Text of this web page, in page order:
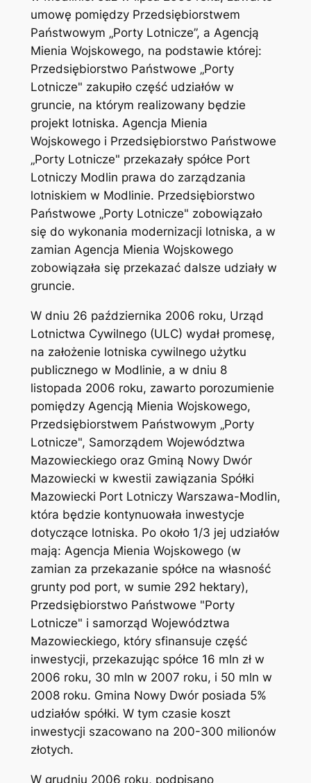
umowę pomiędzy Przedsiębiorstwem
Państwowym „Porty Lotnicze”, a Agencją
Mienia Wojskowego, na podstawie której:
Przedsiębiorstwo Państwowe „Porty
Lotnicze" zakupiło część udziałów w
gruncie, na którym realizowany będzie
projekt lotniska. Agencja Mienia
Wojskowego i Przedsiębiorstwo Państwowe
„Porty Lotnicze" przekazały spółce Port
Lotniczy Modlin prawa do zarządzania
lotniskiem w Modlinie. Przedsiębiorstwo
Państwowe „Porty Lotnicze" zobowiązało
się do wykonania modernizacji lotniska, a w
zamian Agencja Mienia Wojskowego
zobowiązała się przekazać dalsze udziały w
gruncie.
W dniu 26 października 2006 roku, Urząd
Lotnictwa Cywilnego (ULC) wydał promesę,
na założenie lotniska cywilnego użytku
publicznego w Modlinie, a w dniu 8
listopada 2006 roku, zawarto porozumienie
pomiędzy Agencją Mienia Wojskowego,
Przedsiębiorstwem Państwowym „Porty
Lotnicze", Samorządem Województwa
Mazowieckiego oraz Gminą Nowy Dwór
Mazowiecki w kwestii zawiązania Spółki
Mazowiecki Port Lotniczy Warszawa-Modlin,
która będzie kontynuowała inwestycje
dotyczące lotniska. Po około 1/3 jej udziałów
mają: Agencja Mienia Wojskowego (w
zamian za przekazanie spółce na własność
grunty pod port, w sumie 292 hektary),
Przedsiębiorstwo Państwowe "Porty
Lotnicze" i samorząd Województwa
Mazowieckiego, który sfinansuje część
inwestycji, przekazując spółce 16 mln zł w
2006 roku, 30 mln w 2007 roku, i 50 mln w
2008 roku. Gmina Nowy Dwór posiada 5%
udziałów spółki. W tym czasie koszt
inwestycji szacowano na 200-300 milionów
złotych.
W grudniu 2006 roku, podpisano